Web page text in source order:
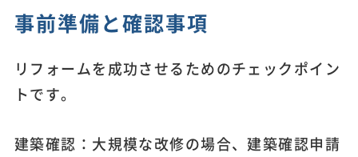
事前準備と確認事項
リフォームを成功させるためのチェックポイン
トです。
建築確認：大規模な改修の場合、建築確認申請